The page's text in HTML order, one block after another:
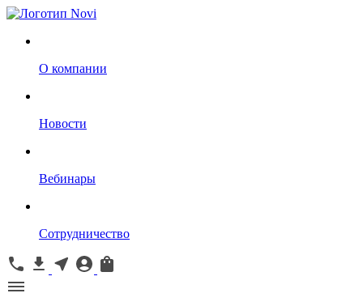
О компании
Новости
Вебинары
Сотрудничество